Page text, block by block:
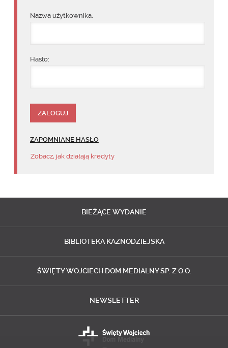
Nazwa użytkownika:
Hasło:
ZAPOMNIANE HASŁO
Zobacz, jak działają kredyty
BIEŻĄCE WYDANIE
BIBLIOTEKA KAZNODZIEJSKA
ŚWIĘTY WOJCIECH DOM MEDIALNY SP. Z O.O.
NEWSLETTER